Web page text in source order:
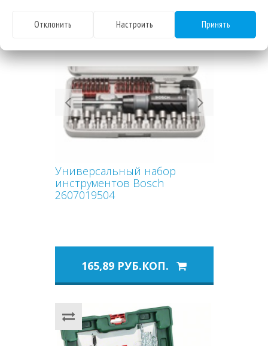
Previous Next
Универсальный набор
инструментов Bosch
2607019504
165,89 РУБ.КОП.
Отклонить Настроить Принять